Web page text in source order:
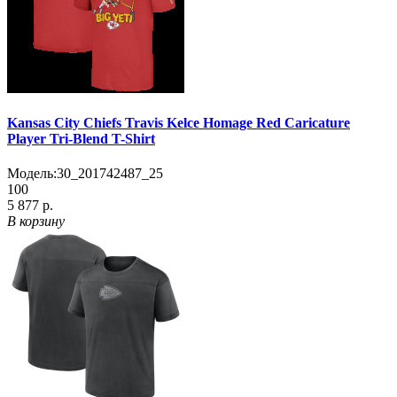
Kansas City Chiefs Travis Kelce Homage Red Caricature
Player Tri-Blend T-Shirt
Модель:30_201742487_25
100
5 877 р.
В корзину